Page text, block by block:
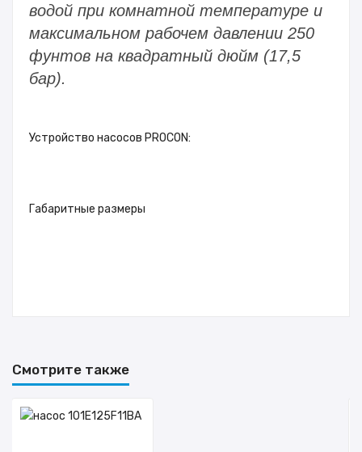
водой при комнатной температуре и
максимальном рабочем давлении 250
фунтов на квадратный дюйм (17,5
бар).
Устройство насосов PROCON:
Габаритные размеры
Смотрите также